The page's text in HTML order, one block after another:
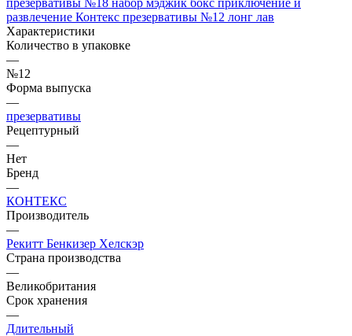
развлечение Контекс презервативы №12 лонг лав
Характеристики
Количество в упаковке
—
№12
Форма выпуска
—
презервативы
Рецептурный
—
Нет
Бренд
—
КОНТЕКС
Производитель
—
Рекитт Бенкизер Хелскэр
Страна производства
—
Великобритания
Срок хранения
—
Длительный